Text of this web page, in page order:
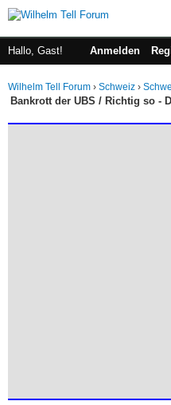
Hallo, Gast! Anmelden
Wilhelm Tell Forum › Schweiz ›
Bankrott der UBS / Richtig so -